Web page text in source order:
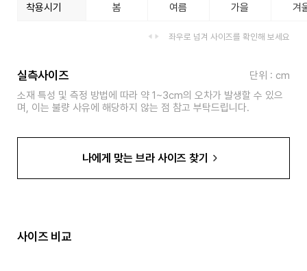
착용시기 봄 여름 가을 겨
좌우로 넘겨 사이즈를 확인해 보세요
실측사이즈
단위 : cm
소재 특성 및 측정 방법에 따라 약 1~3cm의 오차가 발생할 수 있으
며, 이는 불량 사유에 해당하지 않는 점 참고 부탁드립니다.
나에게 맞는 브라 사이즈 찾기
사이즈 비교